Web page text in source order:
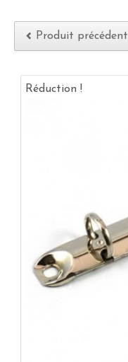
Produit précédent
Réduction !